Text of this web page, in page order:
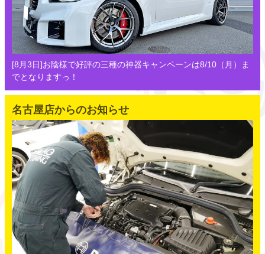
[8月3日]お陰様で好評の三種の神器キャンペーンは8/10（月）ま
でとなりますっ！
名古屋店からのお知らせ